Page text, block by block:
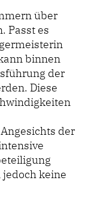
über
Passt es
binnen
der
Diese
der
keine